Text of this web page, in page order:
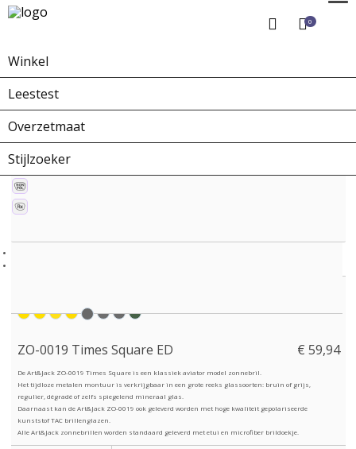
0
Winkel
Leestest
Overzetmaat
Stijlzoeker
Home Winkel
ZO-0019 Times Square ED € 59,94
De Art&Jack ZO-0019 Times Square is een klassiek aviator model zonnebril.
Het tijdloze metalen montuur is verkrijgbaar in een grote reeks glassoorten: bruin of grijs,
regulier, dégradé of zelfs spiegelend mineraal glas.
Daarnaast kan de Art&Jack ZO-0019 ook geleverd worden met hoge kwaliteit gepolariseerde
kunststof TAC brillenglazen.
Alle Art&Jack zonnebrillen worden standaard geleverd met etui en microfiber brildoekje.